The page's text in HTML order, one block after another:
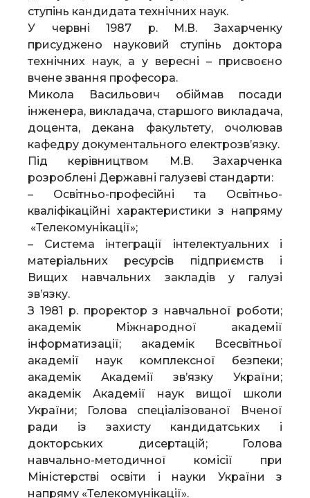
ступінь кандидата технічних наук.
У червні 1987 р. М.В. Захарченку
присуджено науковий ступінь доктора
технічних наук, а у вересні – присвоєно
вчене звання професора.
Микола Васильович обіймав посади
інженера, викладача, старшого викладача,
доцента, декана факультету, очолював
кафедру документального електрозв’язку.
Під керівництвом М.В. Захарченка
розроблені Державні галузеві стандарти:
– Освітньо-професійні та Освітньо-
кваліфікаційні характеристики з напряму
«Телекомунікації»;
– Система інтеграції інтелектуальних і
матеріальних ресурсів підприємств і
Вищих навчальних закладів у галузі
зв’язку.
З 1981 р. проректор з навчальної роботи;
академік Міжнародної академії
інформатизації; академік Всесвітньої
академії наук комплексної безпеки;
академік Академії зв’язку України;
академік Академії наук вищої школи
України; Голова спеціалізованої Вченої
ради із захисту кандидатських і
докторських дисертацій; Голова
навчально-методичної комісії при
Міністерстві освіти і науки України з
напряму «Телекомунікації».